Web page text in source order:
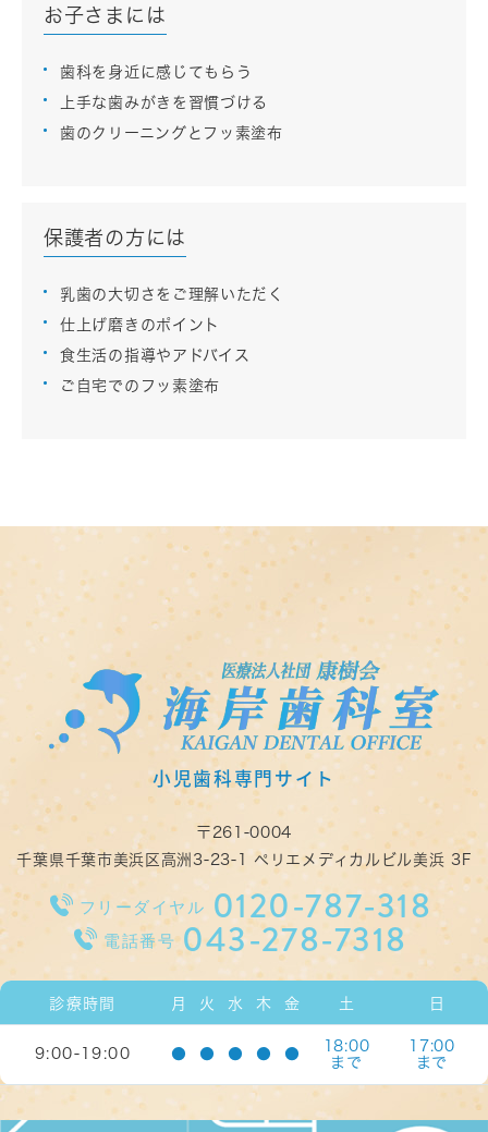
お子さまには
歯科を身近に感じてもらう
上手な歯みがきを習慣づける
歯のクリーニングとフッ素塗布
保護者の方には
乳歯の大切さをご理解いただく
仕上げ磨きのポイント
食生活の指導やアドバイス
ご自宅でのフッ素塗布
〒261-0004
千葉県千葉市美浜区高洲3-23-1 ペリエメディカルビル美浜 3F
フリーダイヤル 0120-787-318
電話番号 043-278-7318
診療時間 月 火 水 木 金 土 日
9:00-19:00 ● ● ● ● ●
18:00
まで
17:00
まで